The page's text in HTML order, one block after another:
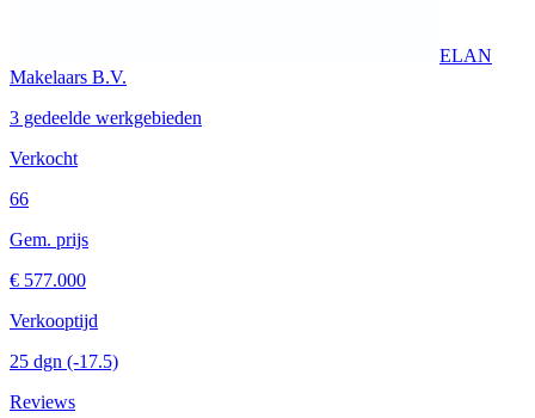
ELAN
Makelaars B.V.
3 gedeelde werkgebieden
Verkocht
66
Gem. prijs
€ 577.000
Verkooptijd
25 dgn (-17.5)
Reviews